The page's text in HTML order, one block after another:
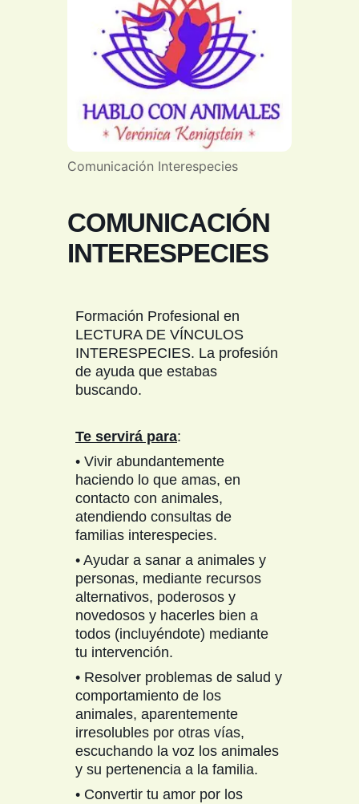
Comunicación Interespecies
COMUNICACIÓN
INTERESPECIES
Formación Profesional en
LECTURA DE VÍNCULOS
INTERESPECIES. La profesión
de ayuda que estabas
buscando.
Te servirá para:
• Vivir abundantemente
haciendo lo que amas, en
contacto con animales,
atendiendo consultas de
familias interespecies.
• Ayudar a sanar a animales y
personas, mediante recursos
alternativos, poderosos y
novedosos y hacerles bien a
todos (incluyéndote) mediante
tu intervención.
• Resolver problemas de salud y
comportamiento de los
animales, aparentemente
irresolubles por otras vías,
escuchando la voz los animales
y su pertenencia a la familia.
• Convertir tu amor por los